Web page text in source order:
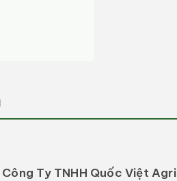
Ty TNHH Quốc Việt Agri